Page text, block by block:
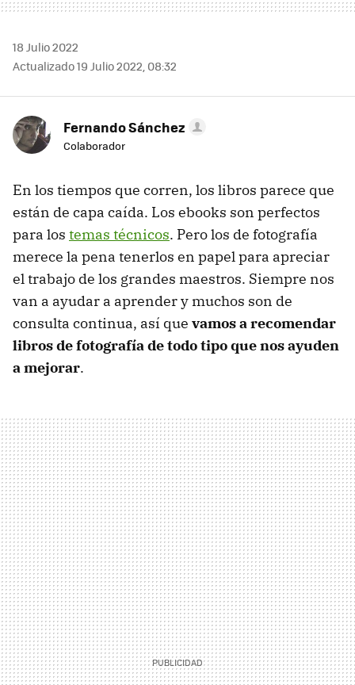
18 Julio 2022
Actualizado 19 Julio 2022, 08:32
Fernando Sánchez
Colaborador
En los tiempos que corren, los libros parece que
están de capa caída. Los ebooks son perfectos
para los temas técnicos. Pero los de fotografía
merece la pena tenerlos en papel para apreciar
el trabajo de los grandes maestros. Siempre nos
van a ayudar a aprender y muchos son de
consulta continua, así que vamos a recomendar
libros de fotografía de todo tipo que nos ayuden
a mejorar.